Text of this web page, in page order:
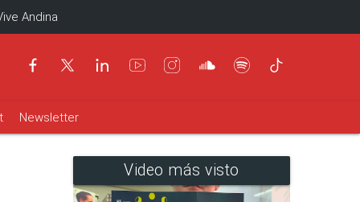
Andina
Newsletter
Video más visto